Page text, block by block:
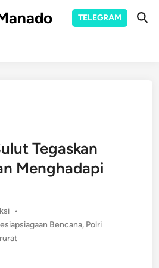
TELEGRAM
Tegaskan
Menghadapi
•
Bencana, Polri